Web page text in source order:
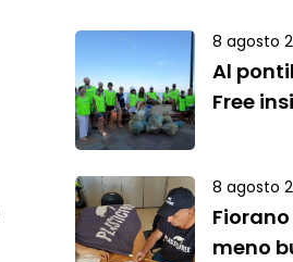
8 agosto
Al
Free
8 agosto
meno